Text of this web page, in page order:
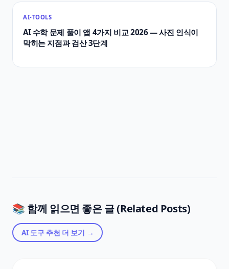
AI-TOOLS
AI 수학 문제 풀이 앱 4가지 비교 2026 — 사진 인식이
막히는 지점과 검산 3단계
📚 함께 읽으면 좋은 글 (Related Posts)
AI 도구 추천 더 보기 →